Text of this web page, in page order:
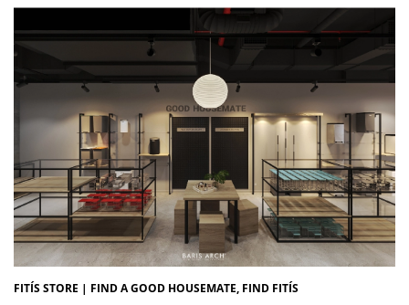
FITÍS STORE | FIND A GOOD HOUSEMATE, FIND FITÍS